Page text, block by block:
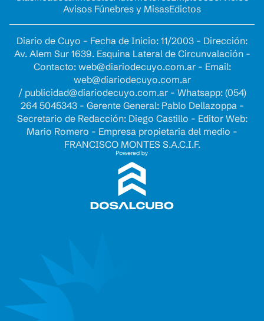
Avisos Fúnebres y MisasEdictos
Diario de Cuyo - Fecha de Inicio: 11/2003 - Dirección:
Av. Alem Sur 1639. Esquina Lateral de Circunvalación -
Contacto: web@diariodecuyo.com.ar- Email:
web@diariodecuyo.com.ar
/ publicidad@diariodecuyo.com.ar- Whatsapp: (054)
264 5045343 - Gerente General: Pablo Dellazoppa -
Secretario de Redacción: Diego Castillo - Editor Web:
Mario Romero - Empresa propietaria del medio -
FRANCISCO MONTES S.A.C.I.F.